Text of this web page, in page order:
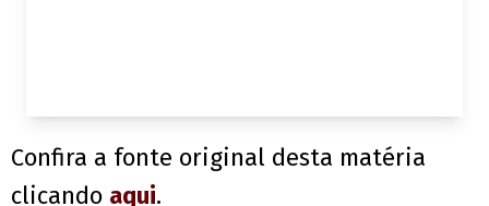
Confira a fonte original desta matéria
clicando aqui.